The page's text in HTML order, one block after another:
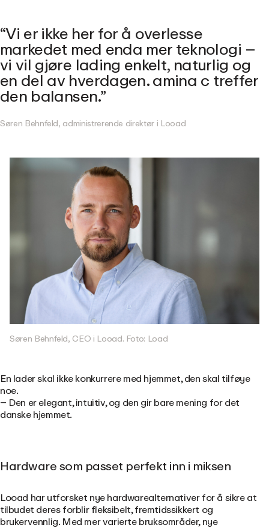
Vi er ikke her for å overlesse
markedet med enda mer teknologi –
vi vil gjøre lading enkelt, naturlig og
en del av hverdagen. amina c treffer
den balansen.
Søren Behnfeld, administrerende direktør i Looad
Søren Behnfeld, CEO i Looad. Foto: Load
En lader skal ikke konkurrere med hjemmet, den skal tilføye
noe.
– Den er elegant, intuitiv, og den gir bare mening for det
danske hjemmet.
Hardware som passet perfekt inn i miksen
Looad har utforsket nye hardwarealternativer for å sikre at
tilbudet deres forblir fleksibelt, fremtidssikkert og
brukervennlig. Med mer varierte bruksområder, nye